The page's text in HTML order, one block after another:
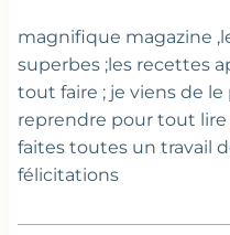
magnifique magazine
superbes ;les recettes
tout faire ; je viens de le
reprendre pour tout
faites toutes un travail
félicitations